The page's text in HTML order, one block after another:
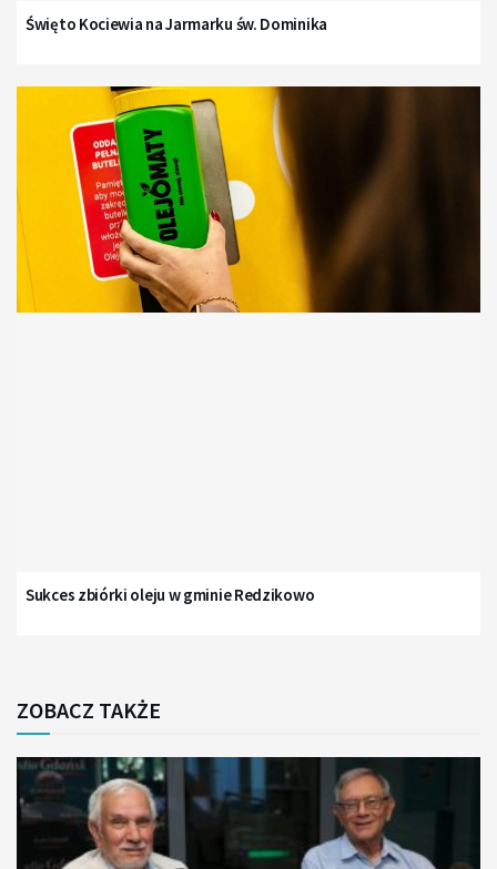
Święto Kociewia na Jarmarku św. Dominika
Sukces zbiórki oleju w gminie Redzikowo
ZOBACZ TAKŻE